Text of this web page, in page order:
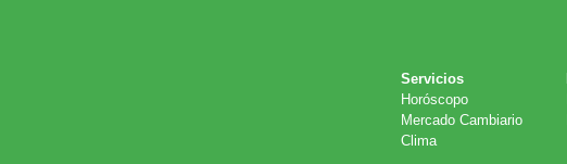
Servicios
Horóscopo
Mercado Cambiario
Clima